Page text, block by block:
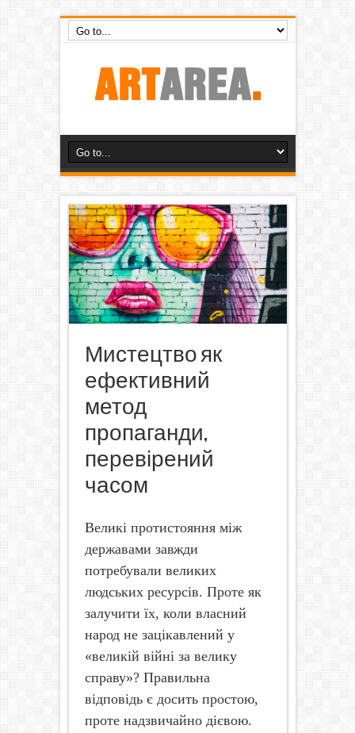
Мистецтво як
ефективний
метод
пропаганди,
перевірений
часом
Великі протистояння між
державами завжди
потребували великих
людських ресурсів. Проте як
залучити їх, коли власний
народ не зацікавлений у
«великій війні за велику
справу»? Правильна
відповідь є досить простою,
проте надзвичайно дієвою.